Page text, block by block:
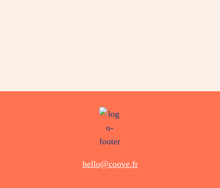
hello@coove.fr